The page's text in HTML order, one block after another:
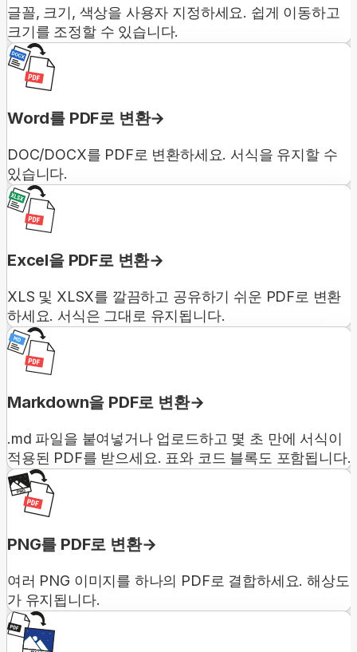
글꼴, 크기, 색상을 사용자 지정하세요. 쉽게 이동하고
크기를 조정할 수 있습니다.
Word를 PDF로 변환
DOC/DOCX를 PDF로 변환하세요. 서식을 유지할 수
있습니다.
Excel을 PDF로 변환
XLS 및 XLSX를 깔끔하고 공유하기 쉬운 PDF로 변환
하세요. 서식은 그대로 유지됩니다.
Markdown을 PDF로 변환
.md 파일을 붙여넣거나 업로드하고 몇 초 만에 서식이
적용된 PDF를 받으세요. 표와 코드 블록도 포함됩니다.
PNG를 PDF로 변환
여러 PNG 이미지를 하나의 PDF로 결합하세요. 해상도
가 유지됩니다.